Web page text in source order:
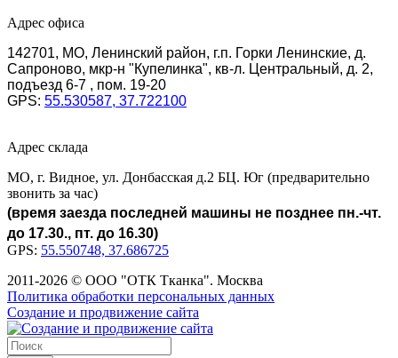
Адрес офиса
142701, МО, Ленинский район, г.п. Горки Ленинские, д.
Сапроново, мкр-н "Купелинка", кв-л. Центральный, д. 2,
подъезд 6-7 , пом. 19-20
GPS: 55.530587, 37.722100
Адрес склада
МО, г. Видное, ул. Донбасская д.2 БЦ. Юг (предварительно
звонить за час)
(время заезда последней машины не позднее пн.-чт.
до 17.30., пт. до 16.30)
GPS: 55.550748, 37.686725
2011-2026 © ООО "ОТК Тканка". Москва
Политика обработки персональных данных
Создание и продвижение сайта